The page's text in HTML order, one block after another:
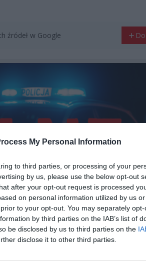
My Personal Information
to third parties, or processing of your
by us, please use the below opt-out
after your opt-out request is processed
on personal information utilized by us
to your opt-out. You may separately
by third parties on the IAB’s list of
be disclosed by us to third parties on the
disclose it to other third parties.
źródeł w Google